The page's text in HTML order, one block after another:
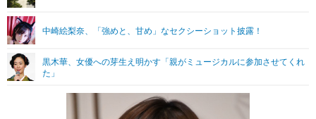
グラビア ブログ
ショッピング その他
プッシュ通知の停止方法
中崎絵梨奈、「強めと、甘め」なセクシーショット披露！
黒木華、女優への芽生え明かす「親がミュージカルに参加させてくれ
た」